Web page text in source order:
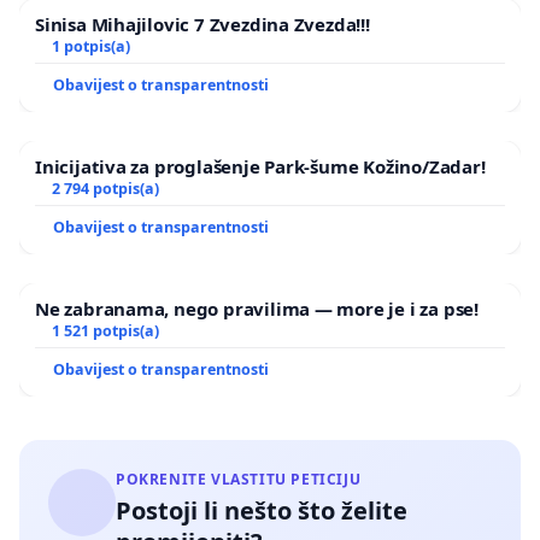
Sinisa Mihajilovic 7 Zvezdina Zvezda!!!
1 potpis(a)
Obavijest o transparentnosti
Inicijativa za proglašenje Park-šume Kožino/Zadar!
2 794 potpis(a)
Obavijest o transparentnosti
Ne zabranama, nego pravilima — more je i za pse!
1 521 potpis(a)
Obavijest o transparentnosti
POKRENITE VLASTITU PETICIJU
Postoji li nešto što želite